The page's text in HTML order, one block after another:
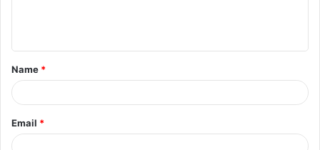
t
*
Name *
Email *